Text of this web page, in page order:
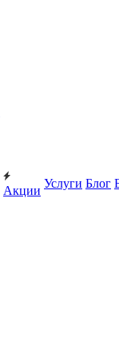
Акции
Услуги Блог